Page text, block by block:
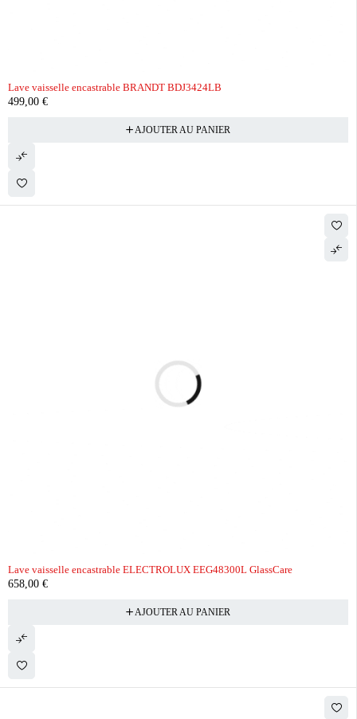
Lave vaisselle encastrable BRANDT BDJ3424LB
499,00 €
AJOUTER AU PANIER
Lave vaisselle encastrable ELECTROLUX EEG48300L GlassCare
658,00 €
AJOUTER AU PANIER